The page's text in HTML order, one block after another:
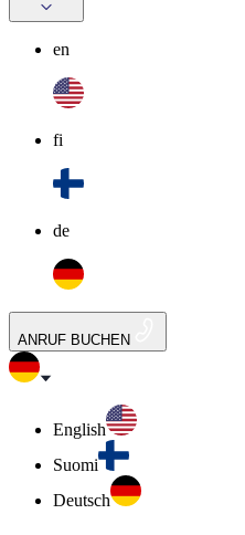
en
fi
de
ANRUF BUCHEN
English
Suomi
Deutsch